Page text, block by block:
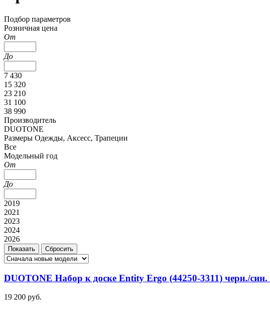
Подбор параметров
Розничная цена
От
До
7 430
15 320
23 210
31 100
38 990
Производитель
DUOTONE
Размеры Одежды, Аксесс, Трапеции
Все
Модельный год
От
До
2019
2021
2023
2024
2026
DUOTONE Набор к доске Entity Ergo (44250-3311) черн./син.
19 200 руб.